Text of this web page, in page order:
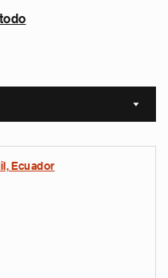
Sort
Ecuador